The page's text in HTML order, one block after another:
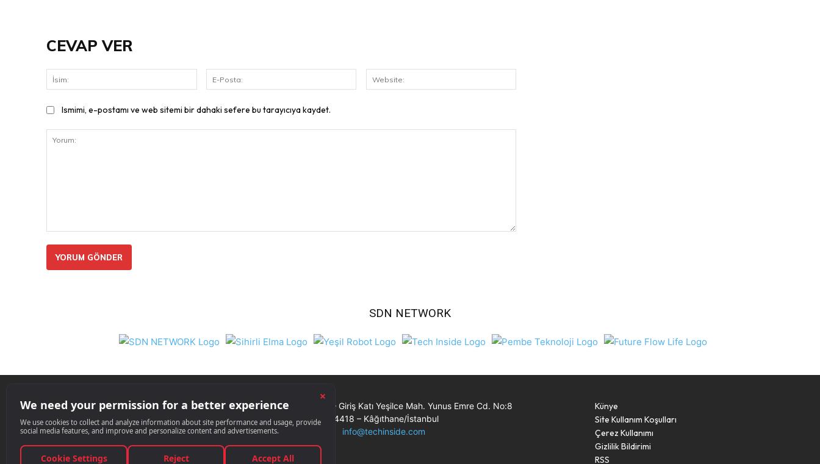
CEVAP VER
Posta:
Ismimi, e-postamı ve web sitemi bir dahaki sefere bu tarayıcıya kaydet.
SDN NETWORK
Nil Ticaret Merkezi – Giriş Katı Yeşilce Mah. Yunus Emre Cd. No:8
34418 – Kâğıthane/İstanbul
info@techinside.com
Künye
Site Kullanım Koşulları
Çerez Kullanımı
Gizlilik Bildirimi
RSS